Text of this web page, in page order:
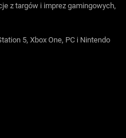
z targów i imprez gamingowych,
5, Xbox One, PC i Nintendo